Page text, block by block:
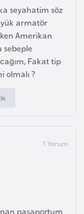
seyahatim söz
armatör
Amerikan
sebeple
Fakat tip
olmalı ?
pasaportum